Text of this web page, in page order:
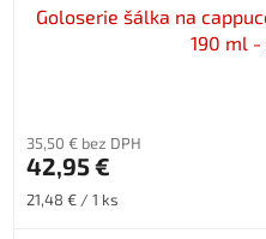
Goloserie šálka na
190 ml -
35,50 € bez DPH
42,95 €
Jednotková
21,48 € / 1 ks